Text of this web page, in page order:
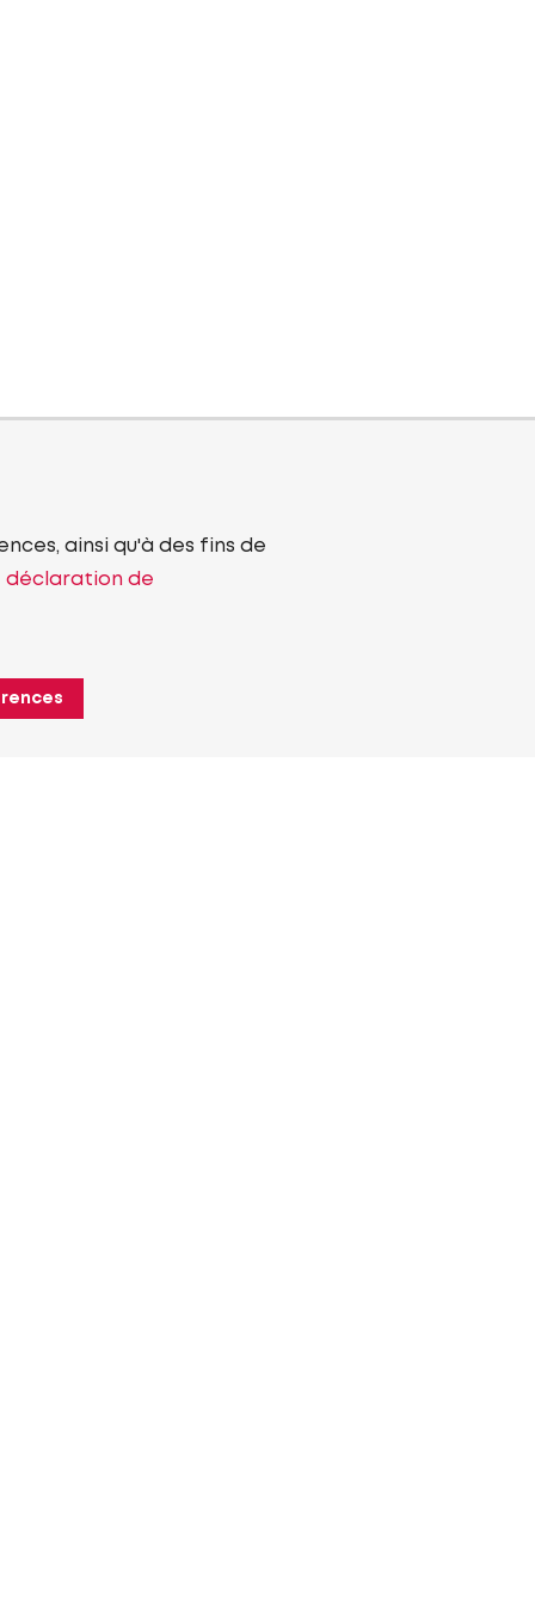
ainsi qu'à des fins de
déclaration de